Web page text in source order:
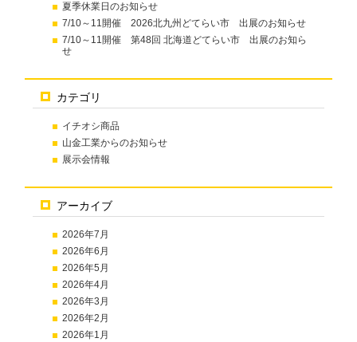
夏季休業日のお知らせ
7/10～11開催 2026北九州どてらい市 出展のお知らせ
7/10～11開催 第48回 北海道どてらい市 出展のお知ら
せ
カテゴリ
イチオシ商品
山金工業からのお知らせ
展示会情報
アーカイブ
2026年7月
2026年6月
2026年5月
2026年4月
2026年3月
2026年2月
2026年1月